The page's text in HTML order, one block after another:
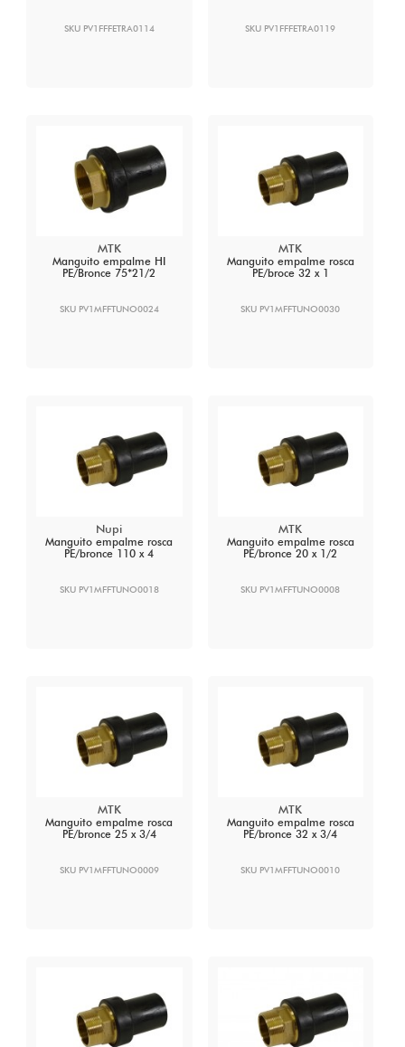
SKU PV1FFFETRA0114 SKU PV1FFFETRA0119
MTK
Manguito empalme HI
PE/Bronce 75*21/2
SKU PV1MFFTUNO0024
MTK
Manguito empalme rosca
PE/broce 32 x 1
SKU PV1MFFTUNO0030
Nupi
Manguito empalme rosca
PE/bronce 110 x 4
SKU PV1MFFTUNO0018
MTK
Manguito empalme rosca
PE/bronce 20 x 1/2
SKU PV1MFFTUNO0008
MTK
Manguito empalme rosca
PE/bronce 25 x 3/4
SKU PV1MFFTUNO0009
MTK
Manguito empalme rosca
PE/bronce 32 x 3/4
SKU PV1MFFTUNO0010